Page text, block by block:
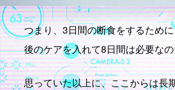
つまり、3日間の断食をするため
後のケアを入れて8日間は必要なの
思っていた以上に、ここからは長